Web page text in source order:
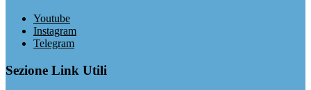
Youtube
Instagram
Telegram
Sezione Link Utili